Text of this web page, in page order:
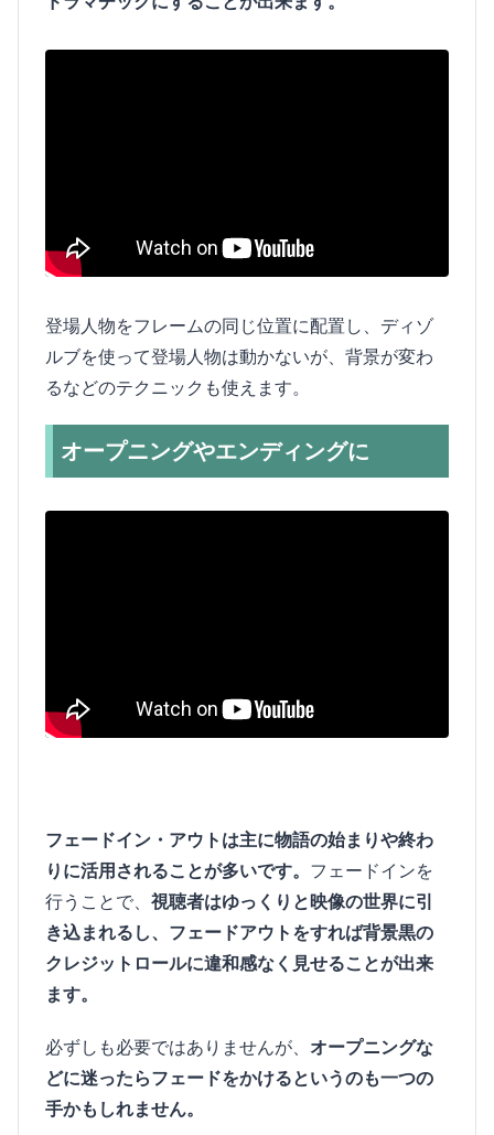
登場人物をフレームの同じ位置に配置し、ディゾ
ルブを使って登場人物は動かないが、背景が変わ
るなどのテクニックも使えます。
オープニングやエンディングに
フェードイン・アウトは主に物語の始まりや終わ
りに活用されることが多いです。 フェードインを
行うことで、 視聴者はゆっくりと映像の世界に引
き込まれるし、フェードアウトをすれば背景黒の
クレジットロールに違和感なく見せることが出来
ます。
必ずしも必要ではありませんが、 オープニングな
どに迷ったらフェードをかけるというのも一つの
手かもしれません。